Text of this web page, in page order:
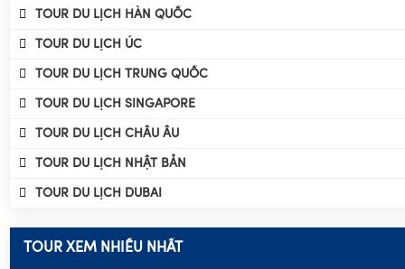
TOUR DU LỊCH CHÂU ÂU